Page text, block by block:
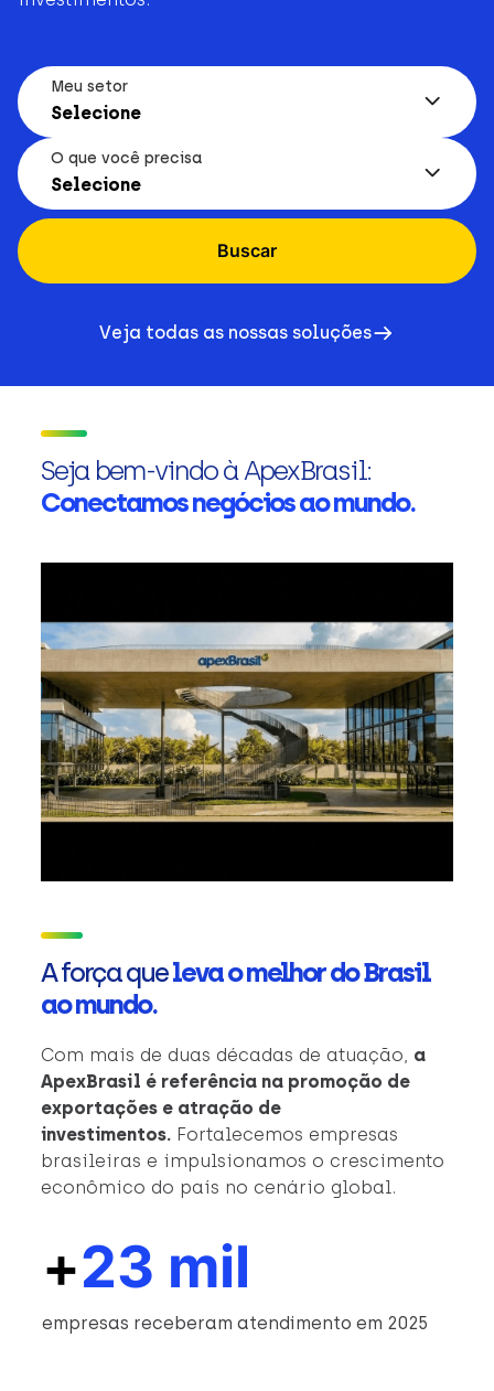
Meu setor
Selecione
O que você precisa
Selecione
Buscar
Veja todas as nossas soluções
Seja bem-vindo à ApexBrasil:
Conectamos negócios ao mundo.
A força queleva o melhor do Brasil
ao mundo.
Com mais de duas décadas de atuação, a
ApexBrasil é referência na promoção de
exportações e atração de
investimentos. Fortalecemos empresas
brasileiras e impulsionamos o crescimento
econômico do país no cenário global.
+23 mil
empresas receberam atendimento em 2025